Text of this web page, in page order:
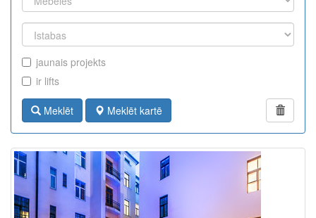
jaunais projekts
ir lifts
Meklēt Meklēt kartē